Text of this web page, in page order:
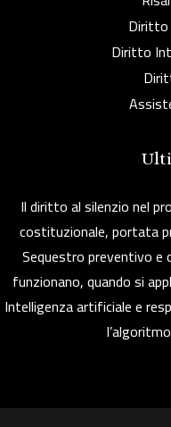
Diritto
Diritto
Il diritto al silenzio nel
costituzionale, portata
Sequestro preventivo e
funzionano, quando si
Intelligenza artificiale e